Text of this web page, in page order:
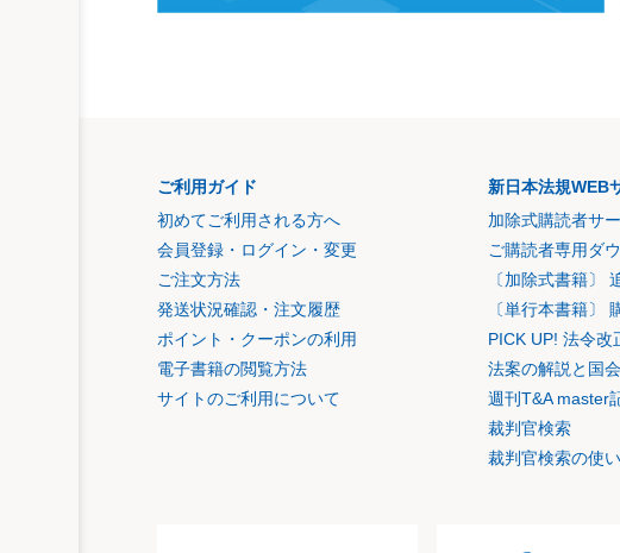
ご利用ガイド
初めてご利用される方へ
会員登録・ログイン・変更
ご注文方法
発送状況確認・注文履歴
ポイント・クーポンの利用
電子書籍の閲覧方法
サイトのご利用について
新日本法規WEB
加除式購読者サ
ご購読者専用ダ
〔加除式書籍〕
〔単行本書籍〕
PICK UP! 法令改
法案の解説と国
週刊T&A master
裁判官検索
裁判官検索の使